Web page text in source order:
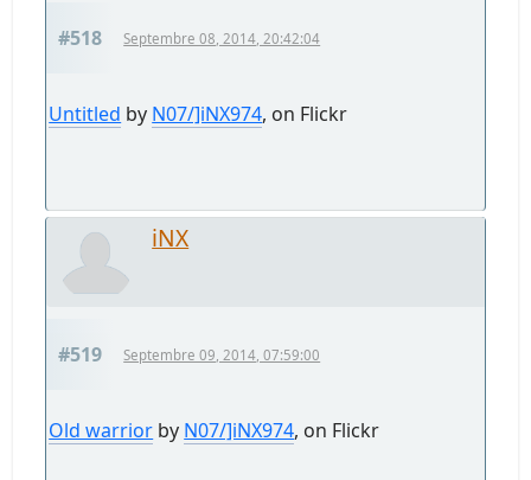
#518 Septembre 08, 2014, 20:42:04
Untitled by N07/]iNX974, on Flickr
iNX
#519 Septembre 09, 2014, 07:59:00
Old warrior by N07/]iNX974, on Flickr